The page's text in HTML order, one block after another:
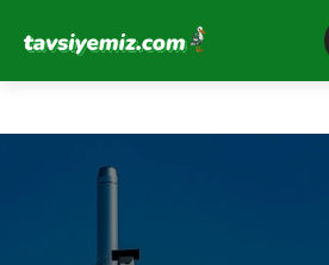
Tavsiyemiz Anasayfa